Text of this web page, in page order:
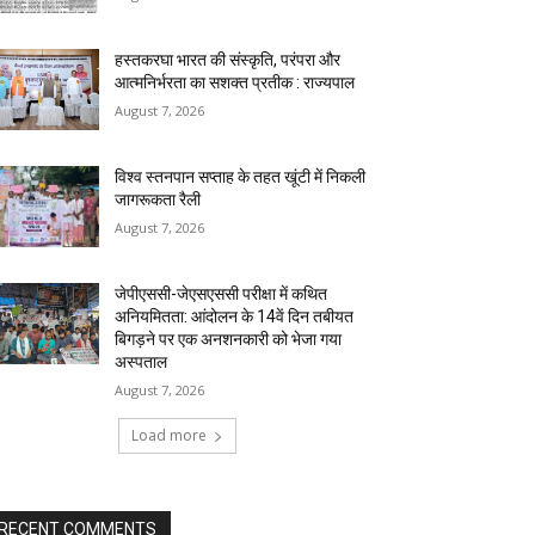
हस्तकरघा भारत की संस्कृति, परंपरा और
आत्मनिर्भरता का सशक्त प्रतीक : राज्यपाल
August 7, 2026
विश्व स्तनपान सप्ताह के तहत खूंटी में निकली
जागरूकता रैली
August 7, 2026
जेपीएससी-जेएसएससी परीक्षा में कथित
अनियमितता: आंदोलन के 14वें दिन तबीयत
बिगड़ने पर एक अनशनकारी को भेजा गया
अस्पताल
August 7, 2026
Load more
COMMENTS